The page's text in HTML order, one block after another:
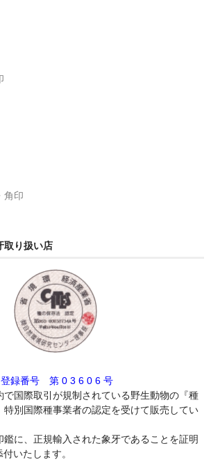
角印
取り扱い店
登録番号 第 0 3 6 0 6 号
で国際取引が規制されている野生動物の『種
特別国際種事業者の認定を受けて販売してい
に、正規輸入された象牙であることを証明
いたします。